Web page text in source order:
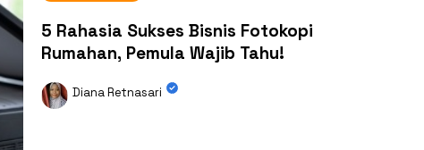
5 Rahasia Sukses Bisnis Fotokopi
Rumahan, Pemula Wajib Tahu!
Diana Retnasari